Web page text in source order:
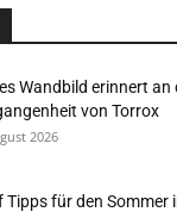
Wandbild erinnert an
von Torrox
2026
Tipps für den Sommer